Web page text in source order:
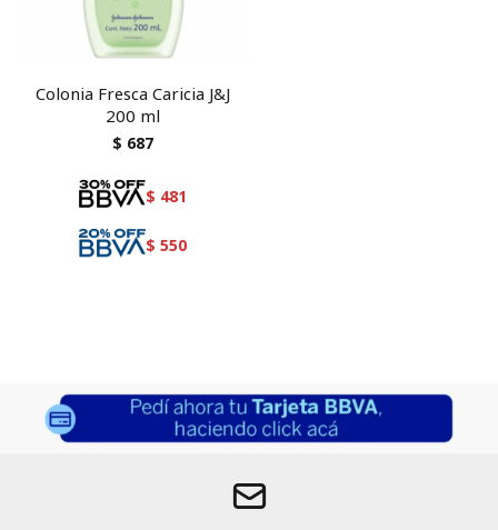
Colonia Fresca Caricia J&J
200 ml
$ 687
$ 481
$ 550